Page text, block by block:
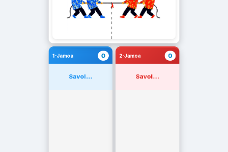
1-Jamoa 0
Savol...
2-Jamoa 0
Savol...